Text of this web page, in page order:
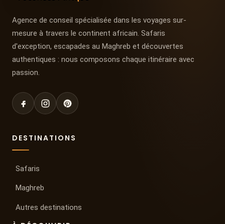
Agence de conseil spécialisée dans les voyages sur-
mesure à travers le continent africain. Safaris
d'exception, escapades au Maghreb et découvertes
authentiques : nous composons chaque itinéraire avec
passion.
DESTINATIONS
Safaris
Maghreb
Autres destinations